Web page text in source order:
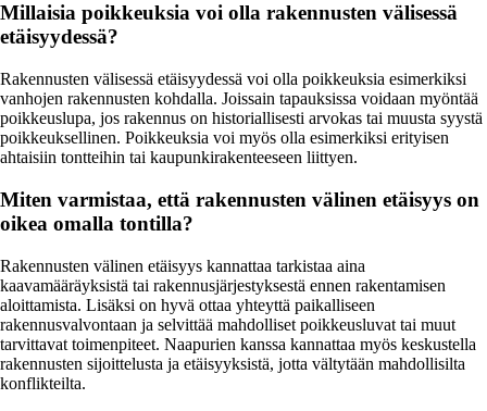
Millaisia poikkeuksia voi olla rakennusten välisessä
etäisyydessä?
Rakennusten välisessä etäisyydessä voi olla poikkeuksia esimerkiksi
vanhojen rakennusten kohdalla. Joissain tapauksissa voidaan myöntää
poikkeuslupa, jos rakennus on historiallisesti arvokas tai muusta syystä
poikkeuksellinen. Poikkeuksia voi myös olla esimerkiksi erityisen
ahtaisiin tontteihin tai kaupunkirakenteeseen liittyen.
Miten varmistaa, että rakennusten välinen etäisyys on
oikea omalla tontilla?
Rakennusten välinen etäisyys kannattaa tarkistaa aina
kaavamääräyksistä tai rakennusjärjestyksestä ennen rakentamisen
aloittamista. Lisäksi on hyvä ottaa yhteyttä paikalliseen
rakennusvalvontaan ja selvittää mahdolliset poikkeusluvat tai muut
tarvittavat toimenpiteet. Naapurien kanssa kannattaa myös keskustella
rakennusten sijoittelusta ja etäisyyksistä, jotta vältytään mahdollisilta
konflikteilta.